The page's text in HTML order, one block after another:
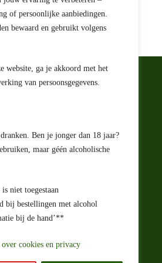
of persoonlijke aanbiedingen.
bewaard en gebruikt volgens
website, ga je akkoord met het
van persoonsgegevens.
Ben je jonger dan 18 jaar?
maar géén alcoholische
niet toegestaan
bij bestellingen met alcohol
bij de hand’**
cookies en privacy